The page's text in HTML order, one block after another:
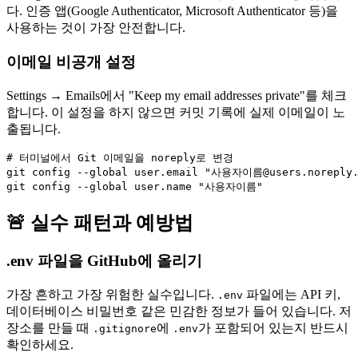
다. 인증 앱(Google Authenticator, Microsoft Authenticator 등)을
사용하는 것이 가장 안전합니다.
이메일 비공개 설정
Settings → Emails에서 "Keep my email addresses private"를 체크
합니다. 이 설정을 하지 않으면 커밋 기록에 실제 이메일이 노
출됩니다.
# 터미널에서 Git 이메일을 noreply로 변경
git config --global user.email "사용자이름
🚨 실수 패턴과 예방법
.env 파일을 GitHub에 올리기
가장 흔하고 가장 위험한 실수입니다. .env 파일에는 API 키,
데이터베이스 비밀번호 같은 민감한 정보가 들어 있습니다. 저
장소를 만들 때
.gitignore에 .env가 포함되어 있는지 반드시
확인하세요.